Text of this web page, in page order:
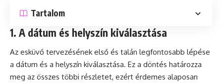
Tartalom
1. A dátum és helyszín kiválasztása
Az esküvő tervezésének első és talán legfontosabb lépése
a dátum és a helyszín kiválasztása. Ez a döntés határozza
meg az összes többi részletet, ezért érdemes alaposan